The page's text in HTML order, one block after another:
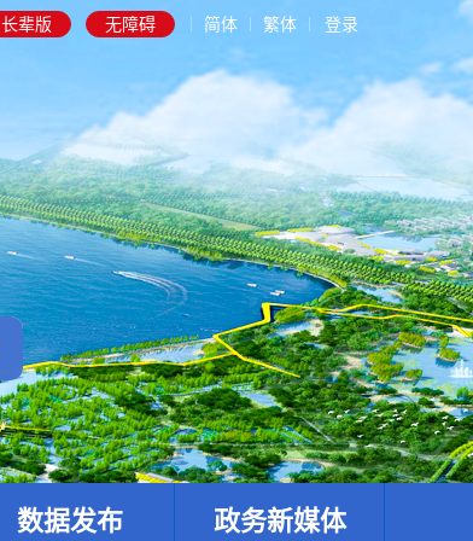
长辈版 无障碍 简体 繁体 登录
数据发布 政务新媒体